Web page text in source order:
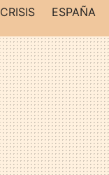
CRISIS ESPAÑA